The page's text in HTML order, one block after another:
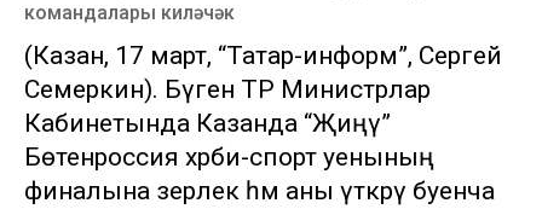
командалары киләчәк
(Казан, 17 март, “Татар-информ”, Сергей
Семеркин). Бүген ТР Министрлар
Кабинетында Казанда “Җиңү”
Бөтенроссия хәрби-спорт уенының
финалына әзерлек һәм аны үткәрү буенча